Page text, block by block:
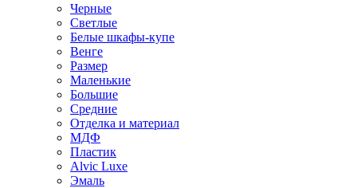
Черные
Светлые
Белые шкафы-купе
Венге
Размер
Маленькие
Большие
Средние
Отделка и материал
МДФ
Пластик
Alvic Luxe
Эмаль